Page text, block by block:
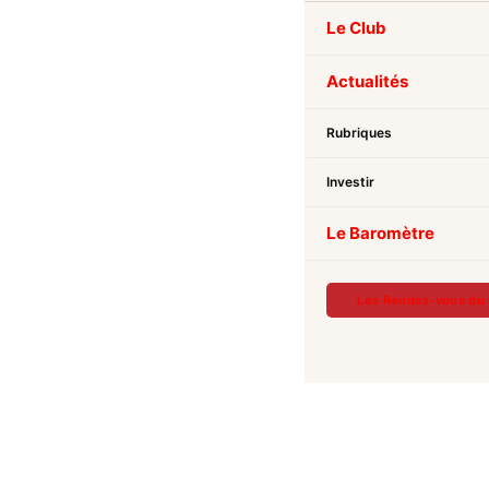
Le Club
Actualités
Rubriques
Investir
Le Baromètre
Les Rendez-vous